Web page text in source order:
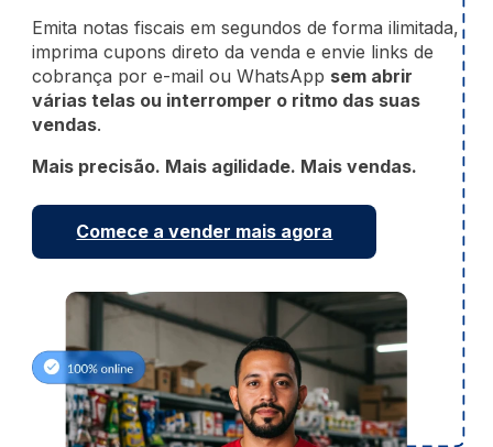
Emita notas fiscais em segundos de forma ilimitada,
imprima cupons direto da venda e envie links de
cobrança por e-mail ou WhatsApp sem abrir
várias telas ou interromper o ritmo das suas
vendas.
Mais precisão. Mais agilidade. Mais vendas.
Comece a vender mais agora